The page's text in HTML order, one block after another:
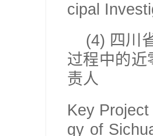
cipal
(4) 四川
过程中的近
责人
Key
gy of